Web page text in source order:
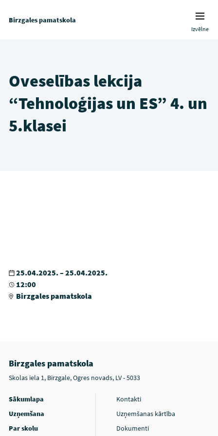
Birzgales pamatskola
Izvēlne
Oveselības lekcija
“Tehnoloģijas un ES” 4. un
5.klasei
25.04.2025. – 25.04.2025.
12:00
Birzgales pamatskola
Birzgales pamatskola
Skolas iela 1, Birzgale, Ogres novads, LV - 5033
Sākumlapa
Uzņemšana
Par skolu
Kontakti
Uzņemšanas kārtība
Dokumenti